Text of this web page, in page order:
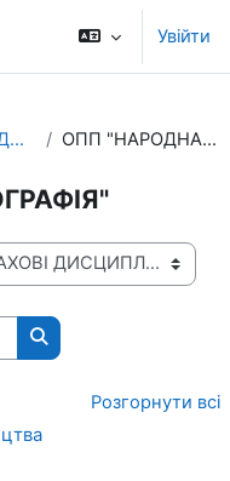
Увійти
ФАХОВІ ДИСЦИПЛІНИ ОПП "НАРОДНА ХОРЕОГРАФІЯ"
Пошук курсів
Розгорнути всі